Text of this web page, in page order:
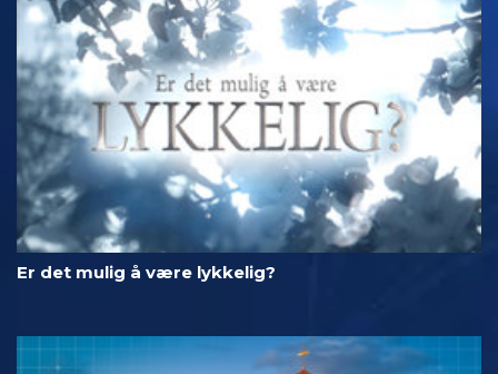
Er det mulig å være lykkelig?